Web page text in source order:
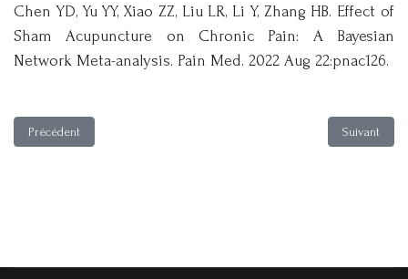
Chen YD, Yu YY, Xiao ZZ, Liu LR, Li Y, Zhang HB. Effect of
Sham Acupuncture on Chronic Pain: A Bayesian
Network Meta-analysis. Pain Med. 2022 Aug 22:pnac126.
Article précédent : Acupuncture clinical trials without a control group in
Précédent Article
Suivant